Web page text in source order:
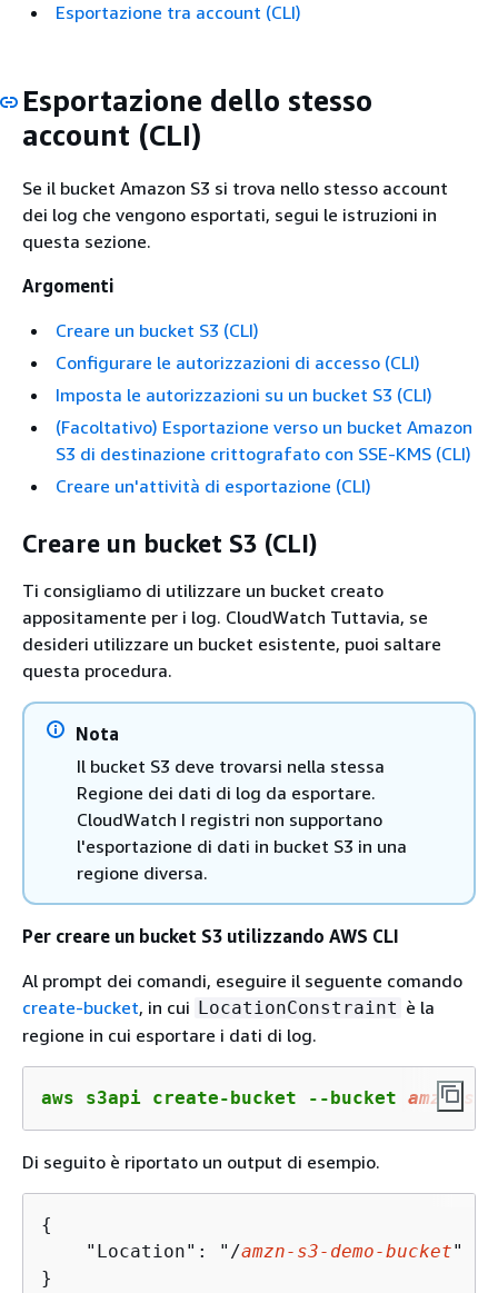
Esportazione tra account (CLI)
Esportazione dello stesso
account (CLI)
Se il bucket Amazon S3 si trova nello stesso account
dei log che vengono esportati, segui le istruzioni in
questa sezione.
Argomenti
Creare un bucket S3 (CLI)
Configurare le autorizzazioni di accesso (CLI)
Imposta le autorizzazioni su un bucket S3 (CLI)
(Facoltativo) Esportazione verso un bucket Amazon
S3 di destinazione crittografato con SSE-KMS (CLI)
Creare un'attività di esportazione (CLI)
Creare un bucket S3 (CLI)
Ti consigliamo di utilizzare un bucket creato
appositamente per i log. CloudWatch Tuttavia, se
desideri utilizzare un bucket esistente, puoi saltare
questa procedura.
Nota
Il bucket S3 deve trovarsi nella stessa
Regione dei dati di log da esportare.
CloudWatch I registri non supportano
l'esportazione di dati in bucket S3 in una
regione diversa.
Per creare un bucket S3 utilizzando AWS CLI
Al prompt dei comandi, eseguire il seguente comando
create-bucket, in cui LocationConstraint è la
regione in cui esportare i dati di log.
aws s3api create-bucket --bucket amzn-s
Di seguito è riportato un output di esempio.
{
    "Location": "/
amzn-s3-demo-bucket"
}